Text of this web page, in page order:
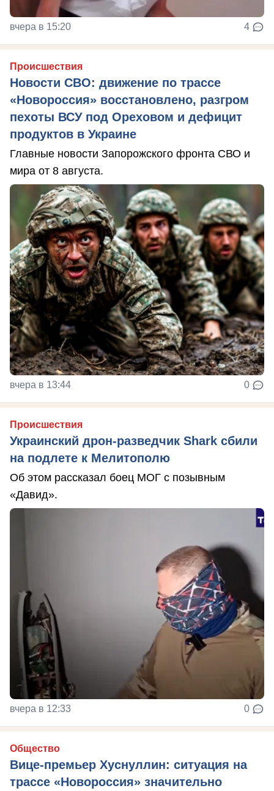
вчера в 15:20 4
Происшествия
Новости СВО: движение по трассе
«Новороссия» восстановлено, разгром
пехоты ВСУ под Ореховом и дефицит
продуктов в Украине
Главные новости Запорожского фронта СВО и
мира от 8 августа.
вчера в 13:44 0
Происшествия
Украинский дрон-разведчик Shark сбили
на подлете к Мелитополю
Об этом рассказал боец МОГ с позывным
«Давид».
вчера в 12:33 0
Общество
Вице-премьер Хуснуллин: ситуация на
трассе «Новороссия» значительно